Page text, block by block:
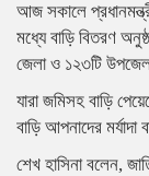
আজ সকালে
মধ্যে বাড়ি বিতরণ
জেলা ও ১২৩টি
যারা জমিসহ বাড়ি
বাড়ি আপনাদের মর্যাদা
শেখ হাসিনা বলেন,